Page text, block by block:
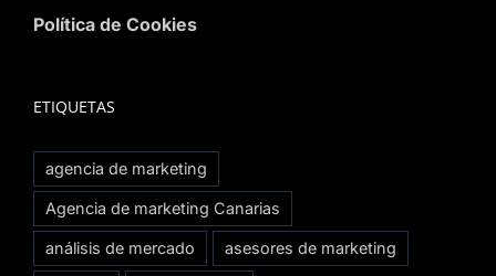
Política de Cookies
ETIQUETAS
agencia de marketing
Agencia de marketing Canarias
análisis de mercado asesores de marketing